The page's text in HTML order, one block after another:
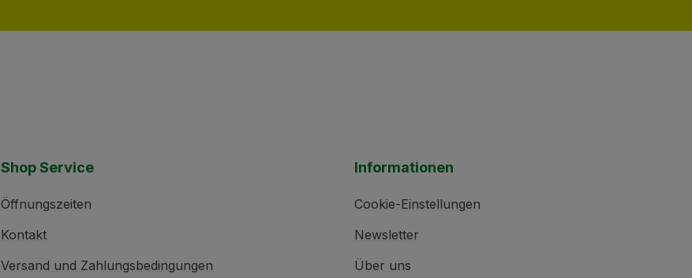
Shop Service
Öffnungszeiten
Kontakt
Versand und Zahlungsbedingungen
Informationen
Cookie-Einstellungen
Newsletter
Über uns